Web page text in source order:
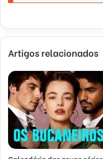
Artigos relacionados